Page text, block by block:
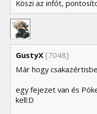
Köszi az infót,
GustyX [7048]
Már hogy
egy fejezet van és
kell:D